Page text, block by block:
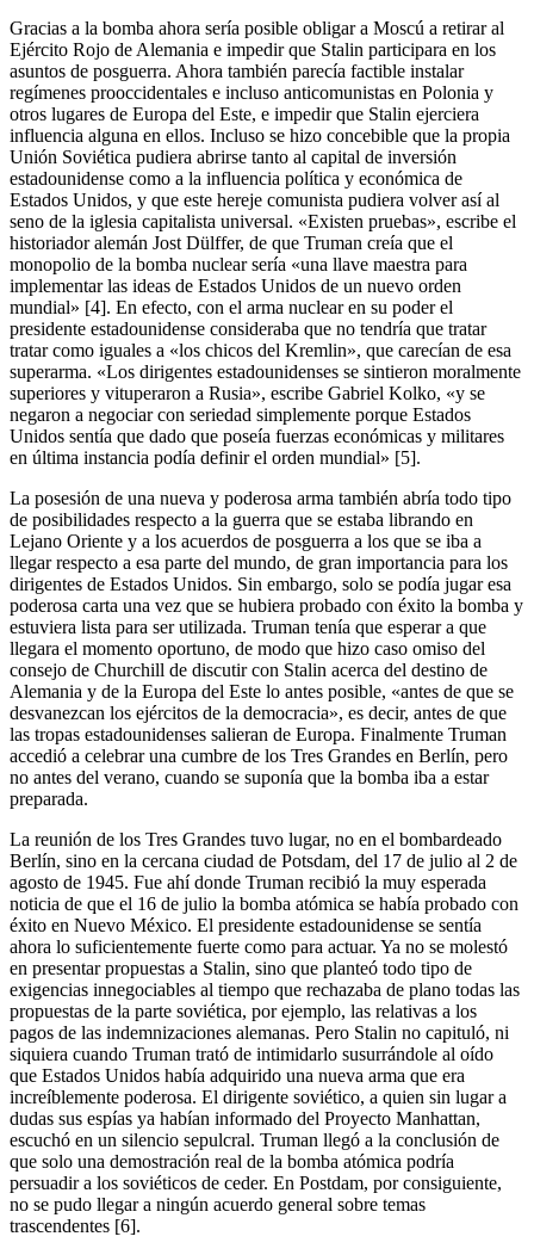
Gracias a la bomba ahora sería posible obligar a Moscú a retirar al
Ejército Rojo de Alemania e impedir que Stalin participara en los
asuntos de posguerra. Ahora también parecía factible instalar
regímenes prooccidentales e incluso anticomunistas en Polonia y
otros lugares de Europa del Este, e impedir que Stalin ejerciera
influencia alguna en ellos. Incluso se hizo concebible que la propia
Unión Soviética pudiera abrirse tanto al capital de inversión
estadounidense como a la influencia política y económica de
Estados Unidos, y que este hereje comunista pudiera volver así al
seno de la iglesia capitalista universal. «Existen pruebas», escribe el
historiador alemán Jost Dülffer, de que Truman creía que el
monopolio de la bomba nuclear sería «una llave maestra para
implementar las ideas de Estados Unidos de un nuevo orden
mundial» [4]. En efecto, con el arma nuclear en su poder el
presidente estadounidense consideraba que no tendría que tratar
tratar como iguales a «los chicos del Kremlin», que carecían de esa
superarma. «Los dirigentes estadounidenses se sintieron moralmente
superiores y vituperaron a Rusia», escribe Gabriel Kolko, «y se
negaron a negociar con seriedad simplemente porque Estados
Unidos sentía que dado que poseía fuerzas económicas y militares
en última instancia podía definir el orden mundial» [5].
La posesión de una nueva y poderosa arma también abría todo tipo
de posibilidades respecto a la guerra que se estaba librando en
Lejano Oriente y a los acuerdos de posguerra a los que se iba a
llegar respecto a esa parte del mundo, de gran importancia para los
dirigentes de Estados Unidos. Sin embargo, solo se podía jugar esa
poderosa carta una vez que se hubiera probado con éxito la bomba y
estuviera lista para ser utilizada. Truman tenía que esperar a que
llegara el momento oportuno, de modo que hizo caso omiso del
consejo de Churchill de discutir con Stalin acerca del destino de
Alemania y de la Europa del Este lo antes posible, «antes de que se
desvanezcan los ejércitos de la democracia», es decir, antes de que
las tropas estadounidenses salieran de Europa. Finalmente Truman
accedió a celebrar una cumbre de los Tres Grandes en Berlín, pero
no antes del verano, cuando se suponía que la bomba iba a estar
preparada.
La reunión de los Tres Grandes tuvo lugar, no en el bombardeado
Berlín, sino en la cercana ciudad de Potsdam, del 17 de julio al 2 de
agosto de 1945. Fue ahí donde Truman recibió la muy esperada
noticia de que el 16 de julio la bomba atómica se había probado con
éxito en Nuevo México. El presidente estadounidense se sentía
ahora lo suficientemente fuerte como para actuar. Ya no se molestó
en presentar propuestas a Stalin, sino que planteó todo tipo de
exigencias innegociables al tiempo que rechazaba de plano todas las
propuestas de la parte soviética, por ejemplo, las relativas a los
pagos de las indemnizaciones alemanas. Pero Stalin no capituló, ni
siquiera cuando Truman trató de intimidarlo susurrándole al oído
que Estados Unidos había adquirido una nueva arma que era
increíblemente poderosa. El dirigente soviético, a quien sin lugar a
dudas sus espías ya habían informado del Proyecto Manhattan,
escuchó en un silencio sepulcral. Truman llegó a la conclusión de
que solo una demostración real de la bomba atómica podría
persuadir a los soviéticos de ceder. En Postdam, por consiguiente,
no se pudo llegar a ningún acuerdo general sobre temas
trascendentes [6].